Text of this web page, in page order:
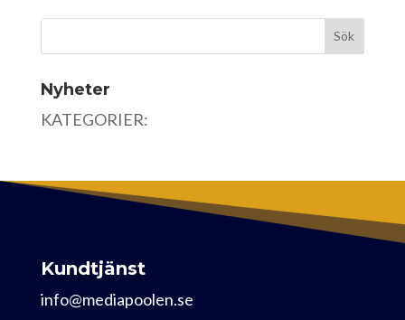
Nyheter
KATEGORIER:
Kundtjänst
info@mediapoolen.se